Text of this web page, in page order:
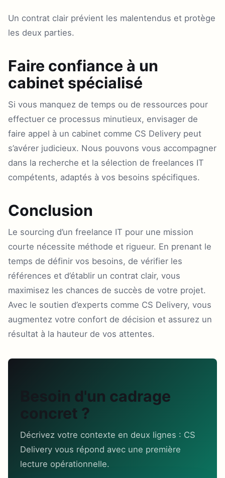
Un contrat clair prévient les malentendus et protège
les deux parties.
Faire confiance à un
cabinet spécialisé
Si vous manquez de temps ou de ressources pour
effectuer ce processus minutieux, envisager de
faire appel à un cabinet comme CS Delivery peut
s’avérer judicieux. Nous pouvons vous accompagner
dans la recherche et la sélection de freelances IT
compétents, adaptés à vos besoins spécifiques.
Conclusion
Le sourcing d’un freelance IT pour une mission
courte nécessite méthode et rigueur. En prenant le
temps de définir vos besoins, de vérifier les
références et d’établir un contrat clair, vous
maximisez les chances de succès de votre projet.
Avec le soutien d’experts comme CS Delivery, vous
augmentez votre confort de décision et assurez un
résultat à la hauteur de vos attentes.
Besoin d'un cadrage
concret ?
Décrivez votre contexte en deux lignes : CS
Delivery vous répond avec une première
lecture opérationnelle.